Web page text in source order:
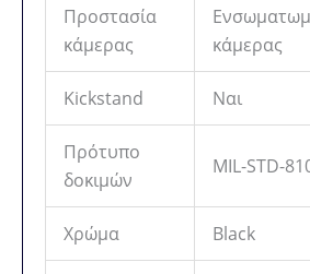
Προστασία
κάμερας
κάμερας
Kickstand Ναι
Πρότυπο
δοκιμών
MIL-STD-
Χρώμα Black